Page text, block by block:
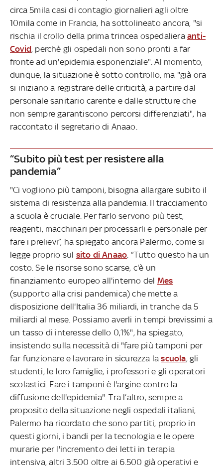
circa 5mila casi di contagio giornalieri agli oltre
10mila come in Francia, ha sottolineato ancora, "si
rischia il crollo della prima trincea ospedalieraanti-
Covid, perchè gli ospedali non sono pronti a far
fronte ad un'epidemia esponenziale". Al momento,
dunque, la situazione è sotto controllo, ma "già ora
si iniziano a registrare delle criticità, a partire dal
personale sanitario carente e dalle strutture che
non sempre garantiscono percorsi differenziati", ha
raccontato il segretario di Anaao.
“Subito più test per resistere alla
pandemia”
"Ci vogliono più tamponi, bisogna allargare subito il
sistema di resistenza alla pandemia. Il tracciamento
a scuola è cruciale. Per farlo servono più test,
reagenti, macchinari per processarli e personale per
fare i prelievi”, ha spiegato ancora Palermo, come si
legge proprio sul sito di Anaao . “Tutto questo ha un
costo. Se le risorse sono scarse, c'è un
finanziamento europeo all'interno del Mes
(supporto alla crisi pandemica) che mette a
disposizione dell'Italia 36 miliardi, in tranche da 5
miliardi al mese. Possiamo averli in tempi brevissimi a
un tasso di interesse dello 0,1%", ha spiegato,
insistendo sulla necessità di "fare più tamponi per
far funzionare e lavorare in sicurezza lascuola, gli
studenti, le loro famiglie, i professori e gli operatori
scolastici. Fare i tamponi è l'argine contro la
diffusione dell'epidemia". Tra l’altro, sempre a
proposito della situazione negli ospedali italiani,
Palermo ha ricordato che sono partiti, proprio in
questi giorni, i bandi per la tecnologia e le opere
murarie per l'incremento dei letti in terapia
intensiva, altri 3.500 oltre ai 6.500 già operativi e